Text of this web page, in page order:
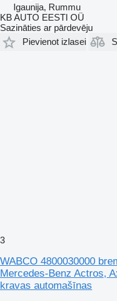
Igaunija, Rummu
KB AUTO EESTI OÜ
Sazināties ar pārdevēju
Pievienot izlasei
3
WABCO 4800030000
Mercedes-Benz Actros,
kravas automašīnas